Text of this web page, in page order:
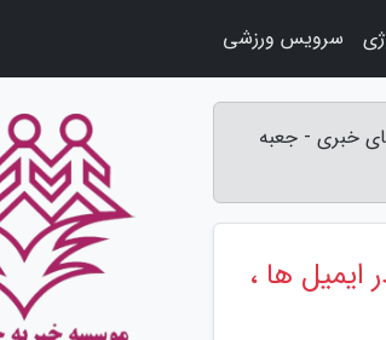
خبری - جعبه
ها ،
سرویس ورزشی